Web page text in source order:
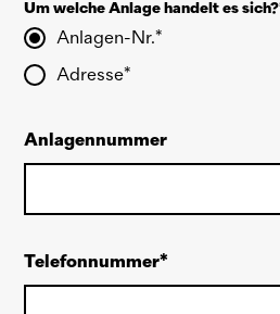
Um welche Anlage handelt es sich?
Anlagen-Nr.
Adresse
Anlagennummer
Telefonnummer